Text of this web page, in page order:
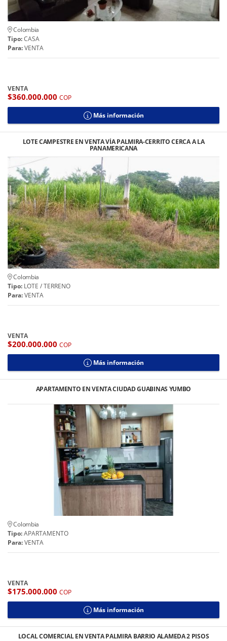
Colombia
Tipo:CASA
Para:VENTA
VENTA
$360.000.000 COP
Más información
LOTE CAMPESTRE EN VENTA VÍA PALMIRA-CERRITO CERCA A LA
PANAMERICANA
Colombia
Tipo: LOTE / TERRENO
Para:VENTA
VENTA
$200.000.000 COP
Más información
APARTAMENTO EN VENTA CIUDAD GUABINAS YUMBO
Colombia
Tipo:APARTAMENTO
Para:VENTA
VENTA
$175.000.000 COP
Más información
LOCAL COMERCIAL EN VENTA PALMIRA BARRIO ALAMEDA 2 PISOS